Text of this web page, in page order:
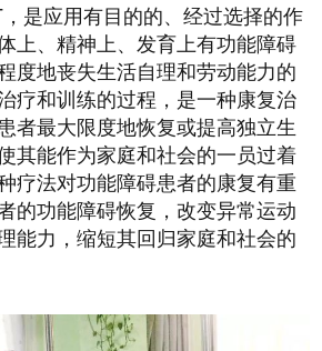
是应用有目的的、经过选择的作
上、精神上、发育上有功能障碍
度地丧失生活自理和劳动能力的
疗和训练的过程，是一种康复治
者最大限度地恢复或提高独立生
其能作为家庭和社会的一员过着
疗法对功能障碍患者的康复有重
的功能障碍恢复，改变异常运动
能力，缩短其回归家庭和社会的